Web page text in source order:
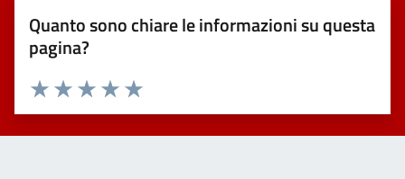
Quanto sono chiare le informazioni su questa
pagina?
Valuta 5 stelle su 5
Valuta 4 stelle su 5
Valuta 3 stelle su 5
Valuta 2 stelle su 5
Valuta 1 stelle su 5